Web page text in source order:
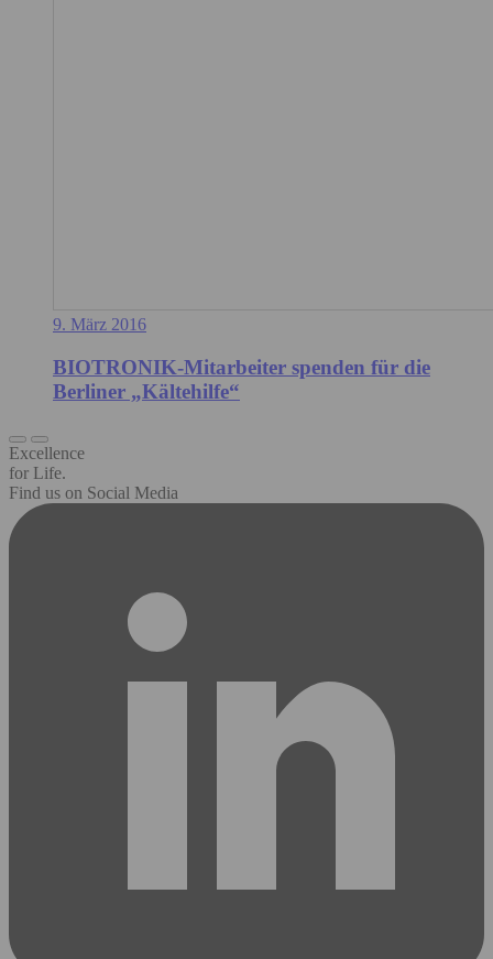
9. März 2016
BIOTRONIK-Mitarbeiter spenden für die
Berliner „Kältehilfe“
Excellence
for Life.
Find us on Social Media